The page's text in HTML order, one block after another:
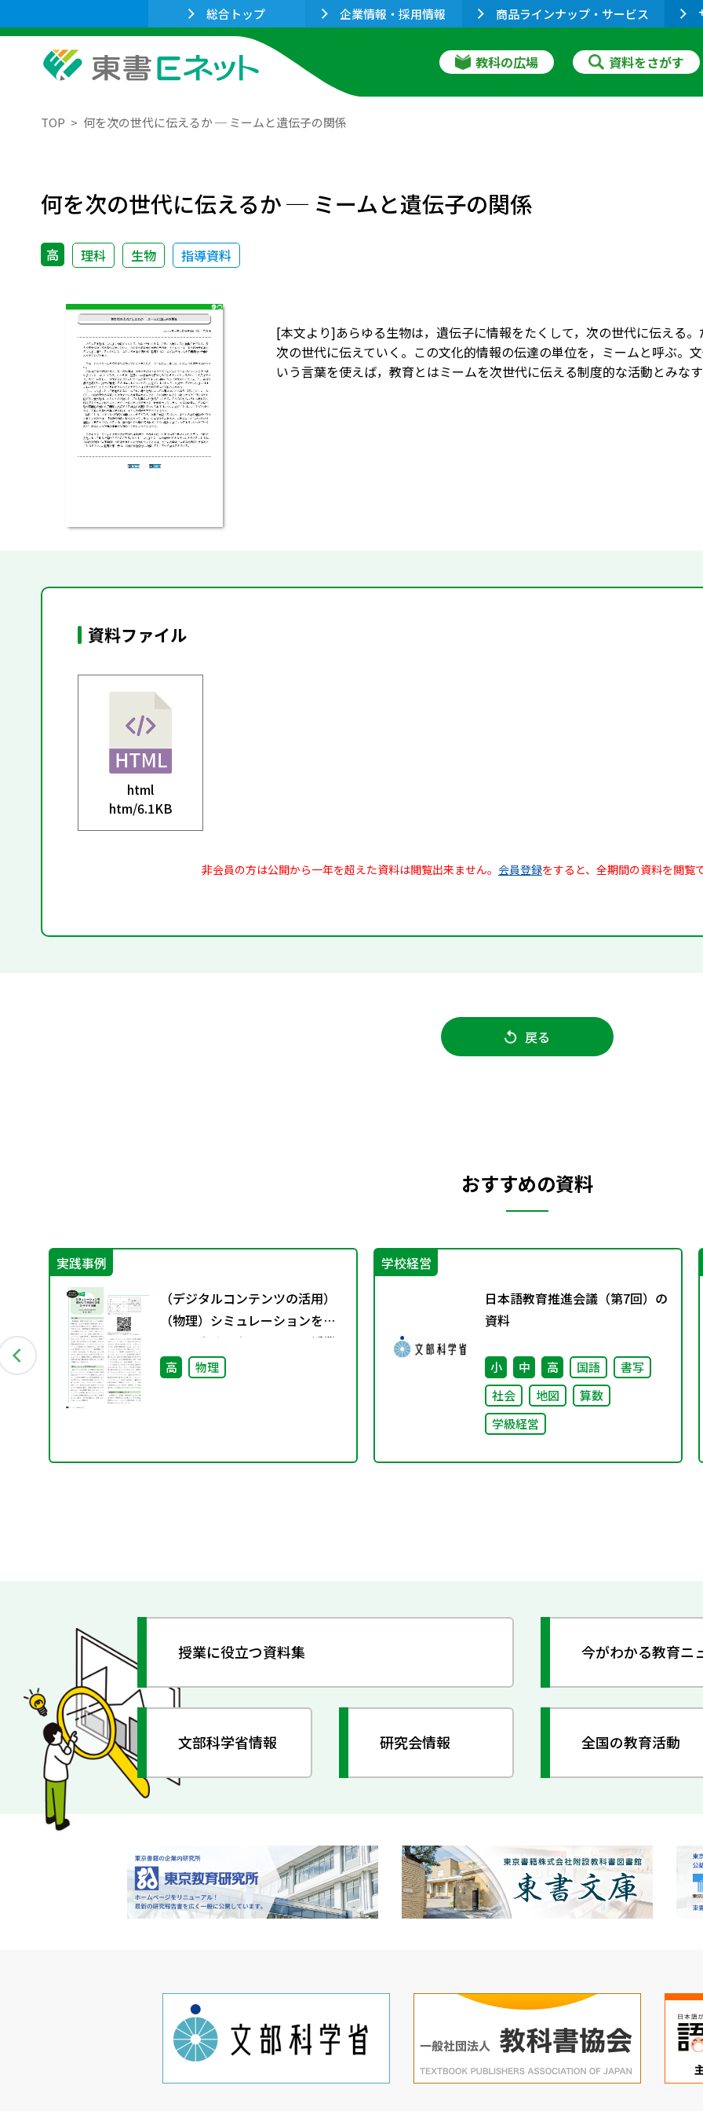
総合トップ 企業情報・採用情報 商品ラインナップ・サービス
教科の広場 資料をさがす
TOP 何を次の世代に伝えるか ─ ミームと遺伝子の関係
何を次の世代に伝えるか ─ ミームと遺伝子の関係
高 理科 生物 指導資料
[本文より]あらゆる生物は，遺伝子に情報をたくして，次の世代に伝える
次の世代に伝えていく。この文化的情報の伝達の単位を，ミームと呼ぶ。
いう言葉を使えば，教育とはミームを次世代に伝える制度的な活動とみなす
資料ファイル
html
htm/6.1KB
非会員の方は公開から一年を超えた資料は閲覧出来ません。 会員登録をすると、全期間の資料を閲覧
戻る
おすすめの資料
実践事例
（デジタルコンテンツの活用）
（物理）シミュレーションを使
用して生徒の力をひきだす授業
高 物理
学校経営
日本語教育推進会議（第7回）の
資料
小 中 高 国語
書写
社会
地図
算数
学級経営
授業に役立つ資料集 今がわかる教育ニ
文部科学省情報 研究会情報 全国の教育活動